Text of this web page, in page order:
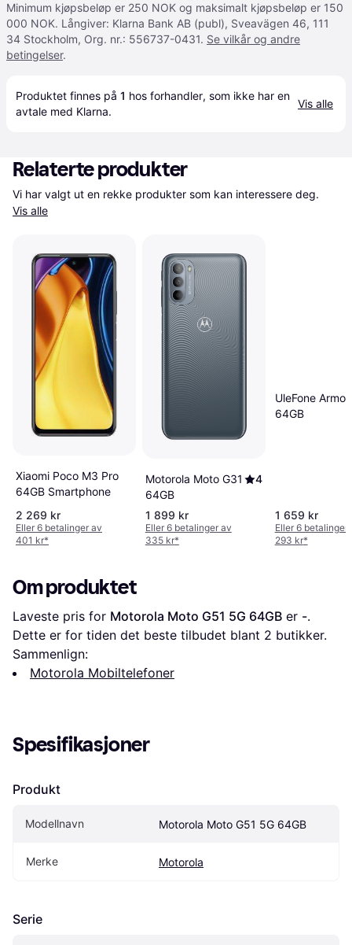
Minimum kjøpsbeløp er 250 NOK og maksimalt kjøpsbeløp er 150
000 NOK. Långiver: Klarna Bank AB (publ), Sveavägen 46, 111
34 Stockholm, Org. nr.: 556737-0431. Se vilkår og andre
betingelser.
Produktet finnes på 1 hos forhandler, som ikke har en
avtale med Klarna.
Vis alle
Relaterte produkter
Vis alle
Xiaomi Poco M3 Pro
64GB Smartphone
2 269 kr
Eller 6 betalinger av
401 kr*
Motorola Moto G31
64GB
4
1 899 kr
Eller 6 betalinger av
335 kr*
UleFone
64GB
1 659 kr
Eller 6 betalinger
293 kr*
Om produktet
Laveste pris for Motorola Moto G51 5G 64GB er -.
Dette er for tiden det beste tilbudet blant 2 butikker.
Sammenlign:
Motorola Mobiltelefoner
Spesifikasjoner
Produkt
Modellnavn Motorola Moto G51 5G 64GB
Merke Motorola
Serie